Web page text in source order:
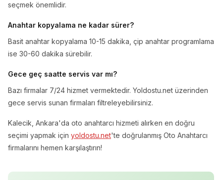
seçmek önemlidir.
Anahtar kopyalama ne kadar sürer?
Basit anahtar kopyalama 10-15 dakika, çip anahtar programlama
ise 30-60 dakika sürebilir.
Gece geç saatte servis var mı?
Bazı firmalar 7/24 hizmet vermektedir. Yoldostu.net üzerinden
gece servis sunan firmaları filtreleyebilirsiniz.
Kalecik, Ankara'da oto anahtarcı hizmeti alırken en doğru
seçimi yapmak için yoldostu.net'te doğrulanmış Oto Anahtarcı
firmalarını hemen karşılaştırın!